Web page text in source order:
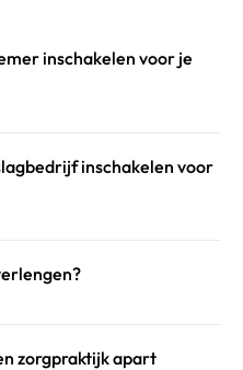
inschakelen voor je
inschakelen voor
zorgpraktijk apart